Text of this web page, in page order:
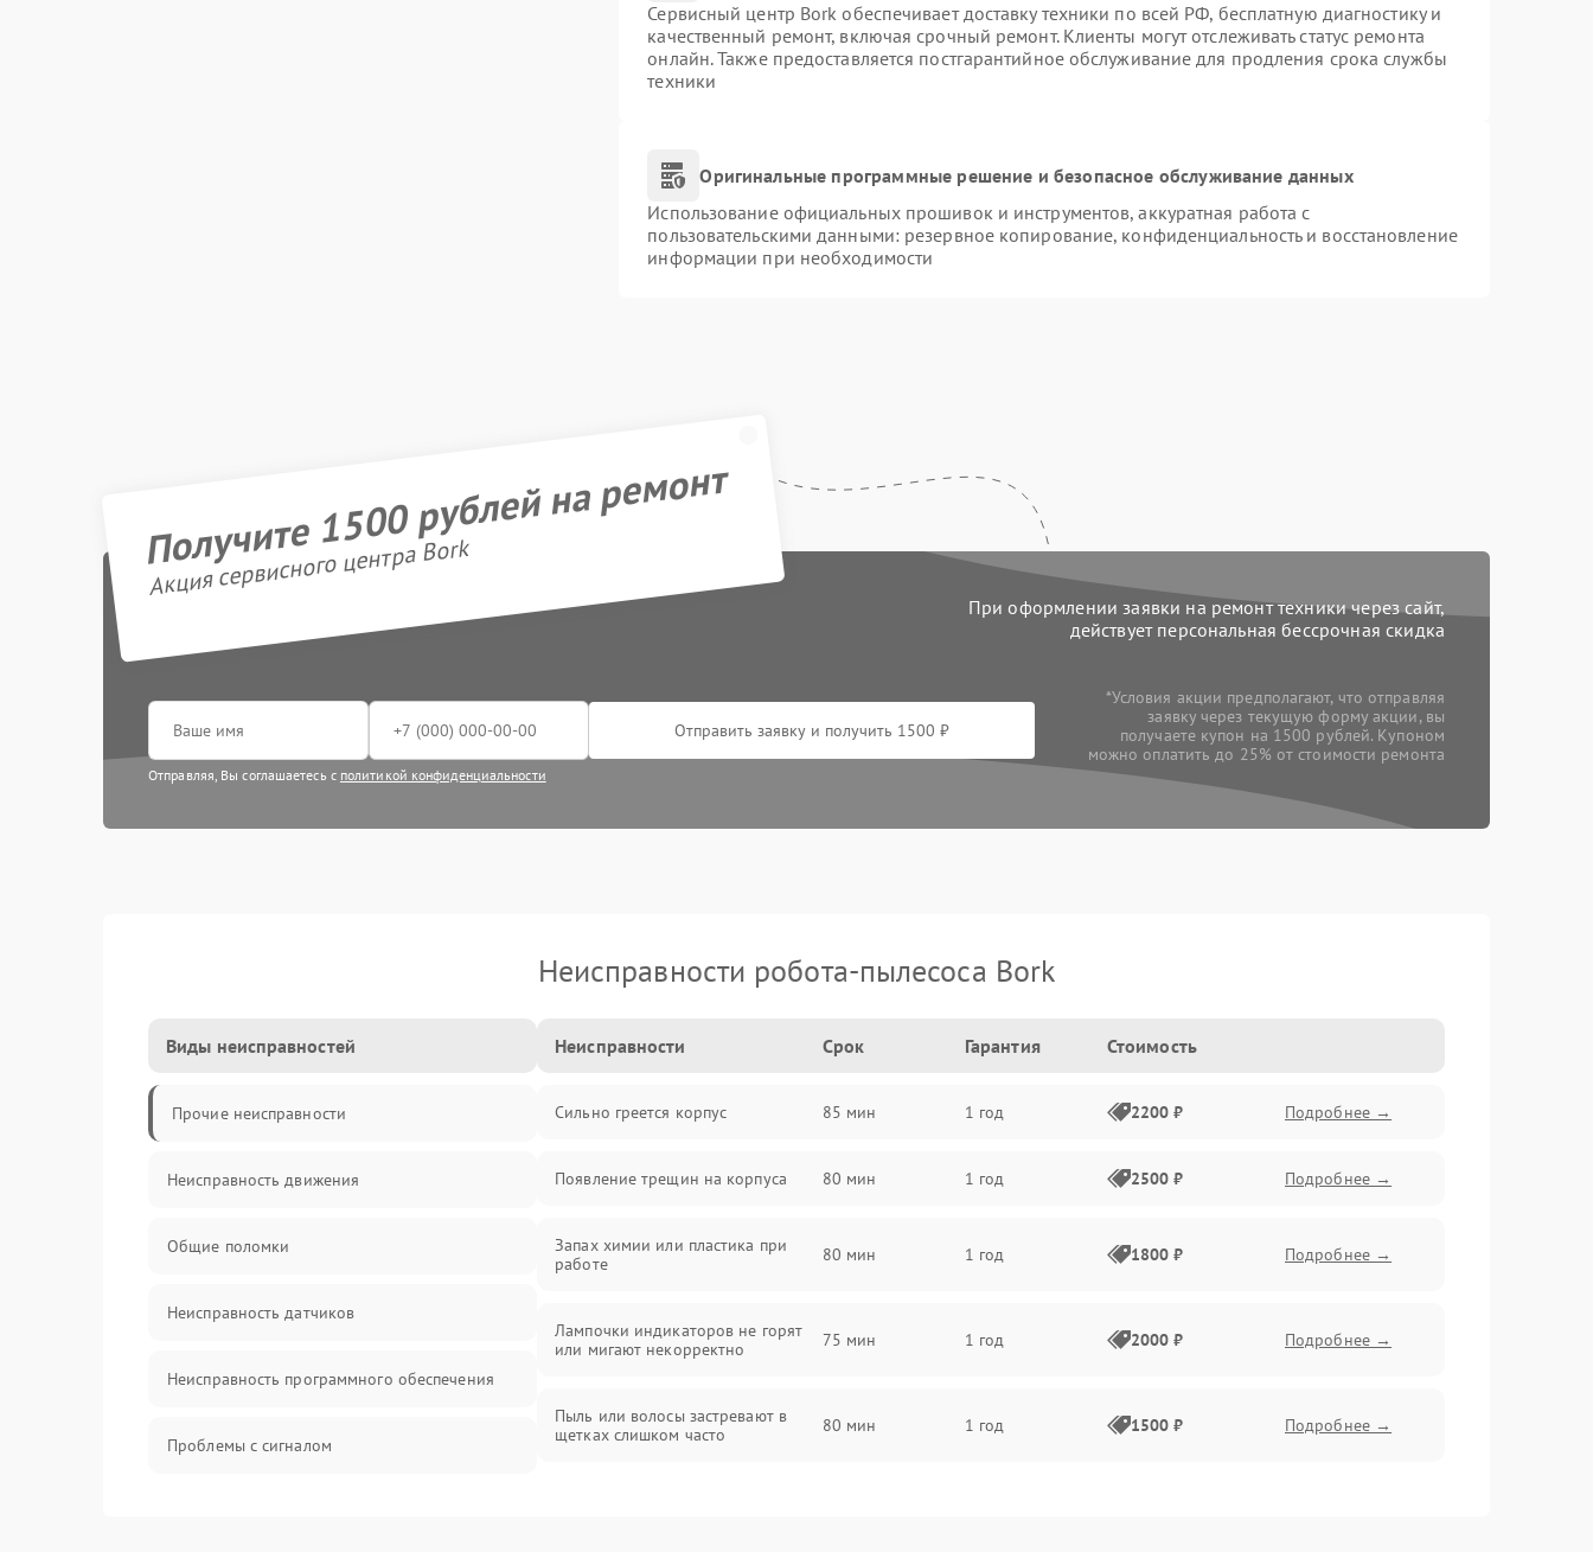
Сервисный центр Bork обеспечивает доставку техники по всей РФ, бесплатную диагностику и
качественный ремонт, включая срочный ремонт. Клиенты могут отслеживать статус ремонта
онлайн. Также предоставляется постгарантийное обслуживание для продления срока службы
техники
Оригинальные программные решение и безопасное обслуживание данных
Использование официальных прошивок и инструментов, аккуратная работа с
пользовательскими данными: резервное копирование, конфиденциальность и восстановление
информации при необходимости
Получите 1500 рублей на ремонт
Акция сервисного центра Bork
При оформлении заявки на ремонт техники через сайт,
действует персональная бессрочная скидка
Отправить заявку и получить 1500 ₽
Отправляя, Вы соглашаетесь с политикой конфиденциальности
*Условия акции предполагают, что отправляя
заявку через текущую форму акции, вы
получаете купон на 1500 рублей. Купоном
можно оплатить до 25% от стоимости ремонта
Неисправности робота-пылесоса Bork
Виды неисправностей
Прочие неисправности
Неисправность движения
Общие поломки
Неисправность датчиков
Неисправность программного обеспечения
Проблемы с сигналом
Неисправности Срок Гарантия Стоимость
Сильно греется корпус 85 мин 1 год 2200 ₽ Подробнее →
Появление трещин на корпуса 80 мин 1 год 2500 ₽ Подробнее →
Запах химии или пластика при
работе
80 мин 1 год 1800 ₽ Подробнее →
Лампочки индикаторов не горят
или мигают некорректно
75 мин 1 год 2000 ₽ Подробнее →
Пыль или волосы застревают в
щетках слишком часто
80 мин 1 год 1500 ₽ Подробнее →